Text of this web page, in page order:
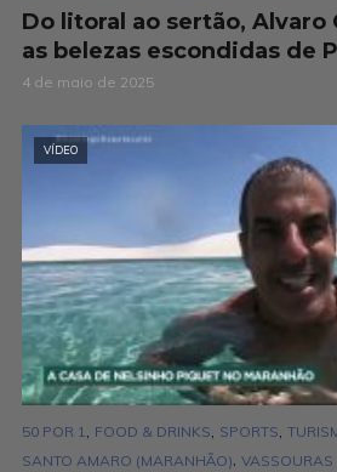
Do litoral ao sertão, Alvaro
as belezas escondidas de
4 de maio de 2025
VÍDEO
50 POR 1, FOOD & DRINKS, SPORTS,
SANTO AMARO (MARANHÃO), VASSOURAS